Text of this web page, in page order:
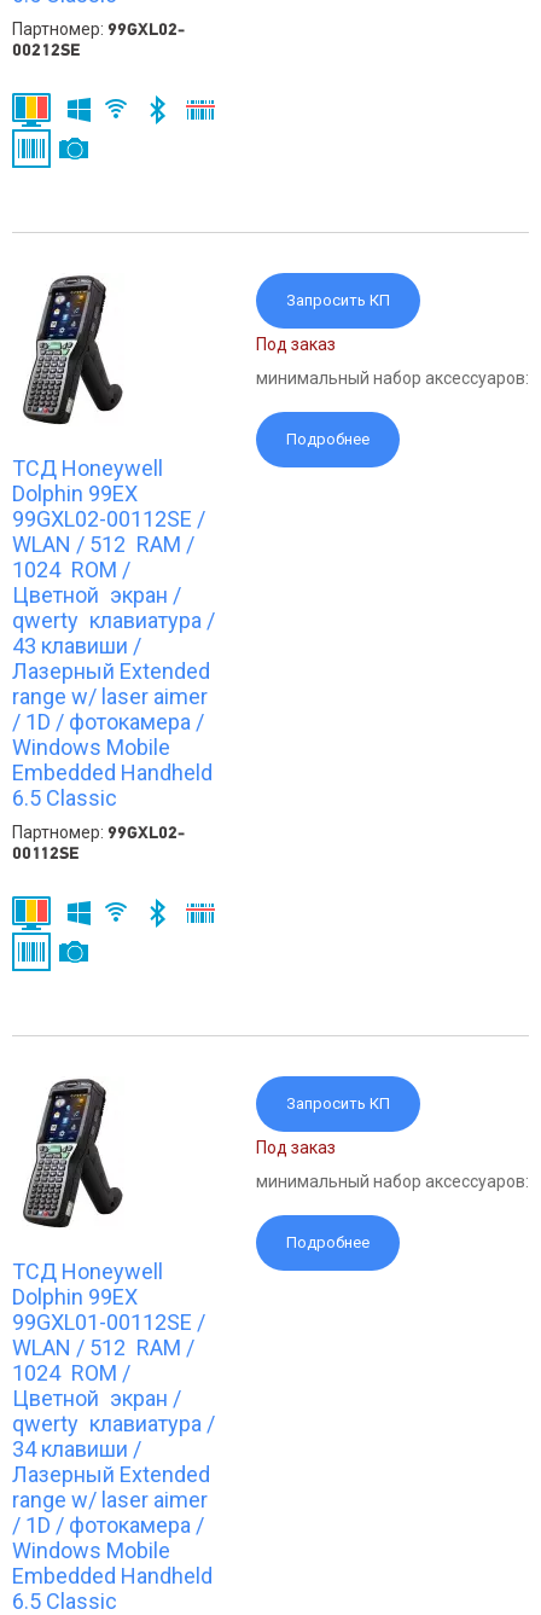
Партномер: 99GXL02-
00212SE
Запросить КП
Под заказ
минимальный набор аксессуаров:
Подробнее
ТСД Honeywell
Dolphin 99EX
99GXL02-00112SE /
WLAN / 512 RAM /
1024 ROM /
Цветной экран /
qwerty клавиатура /
43 клавиши /
Лазерный Extended
range w/ laser aimer
/ 1D / фотокамера /
Windows Mobile
Embedded Handheld
6.5 Сlassic
Партномер: 99GXL02-
00112SE
Запросить КП
Под заказ
минимальный набор аксессуаров:
Подробнее
ТСД Honeywell
Dolphin 99EX
99GXL01-00112SE /
WLAN / 512 RAM /
1024 ROM /
Цветной экран /
qwerty клавиатура /
34 клавиши /
Лазерный Extended
range w/ laser aimer
/ 1D / фотокамера /
Windows Mobile
Embedded Handheld
6.5 Сlassic